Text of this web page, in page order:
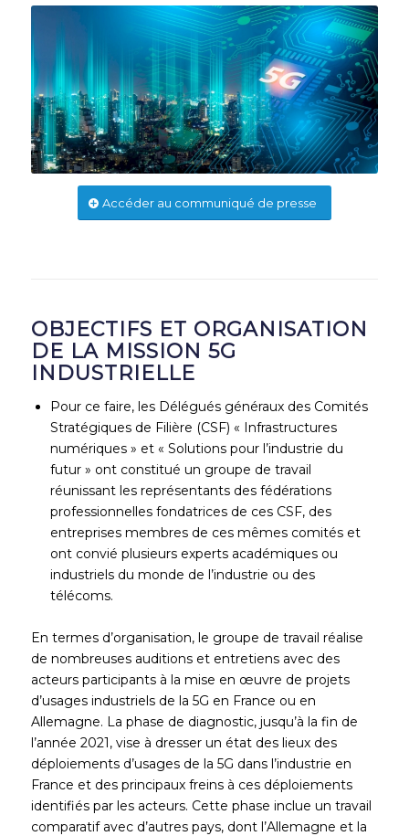
Accéder au communiqué de presse
OBJECTIFS ET ORGANISATION
DE LA MISSION 5G
INDUSTRIELLE
Pour ce faire, les Délégués généraux des Comités
Stratégiques de Filière (CSF) « Infrastructures
numériques » et « Solutions pour l’industrie du
futur » ont constitué un groupe de travail
réunissant les représentants des fédérations
professionnelles fondatrices de ces CSF, des
entreprises membres de ces mêmes comités et
ont convié plusieurs experts académiques ou
industriels du monde de l’industrie ou des
télécoms.
En termes d’organisation, le groupe de travail réalise
de nombreuses auditions et entretiens avec des
acteurs participants à la mise en œuvre de projets
d’usages industriels de la 5G en France ou en
Allemagne. La phase de diagnostic, jusqu’à la fin de
l’année 2021, vise à dresser un état des lieux des
déploiements d’usages de la 5G dans l’industrie en
France et des principaux freins à ces déploiements
identifiés par les acteurs. Cette phase inclue un travail
comparatif avec d’autres pays, dont l’Allemagne et la